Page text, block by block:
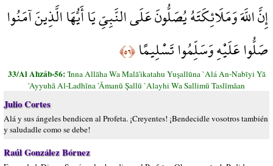
إِنَّ اللَّهَ وَمَلَائِكَتَهُ يُصَلُّونَ عَلَى النَّبِيِّ يَا أَيُّهَا الَّذِينَ آمَنُوا
صَلُّوا عَلَيْهِ وَسَلِّمُوا تَسْلِيمًا﴿٥٦﴾
33/Al Ahzáb-56:'Inna Allāha Wa Malā'ikatahu Yuşallūna `Alá An-Nabīyi Yā
'Ayyuhā Al-Ladhīna 'Āmanū Şallū `Alayhi Wa Sallimū Taslīmāan
Julio Cortes
Alá y sus ángeles bendicen al Profeta. ¡Creyentes! ¡Bendecidle vosotros también
y saludadle como se debe!
Raúl González Bórnez